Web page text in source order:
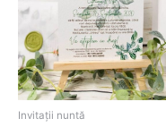
Invitații nuntă